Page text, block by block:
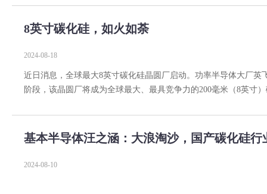
8英寸碳化硅，如火如荼
2024-08-18
近日消息，全球最大8英寸碳化硅晶圆厂启动。功率半导体大厂
阶段，该晶圆厂将成为全球最大、最具竞争力的200毫米（8英寸
基本半导体汪之涵：大浪淘沙，国产碳化硅
2024-08-10